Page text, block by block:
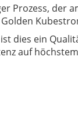
Prozess, der
dies ein
auf